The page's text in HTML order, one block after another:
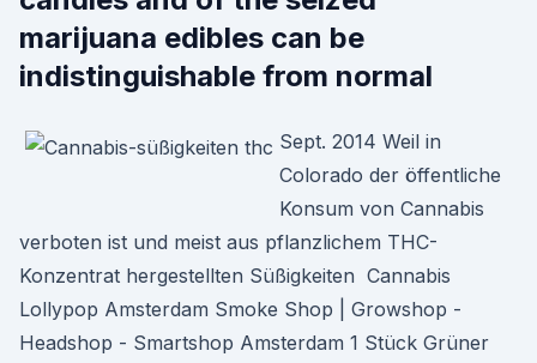
marijuana edibles can be
indistinguishable from normal
Sept. 2014 Weil in
Colorado der öffentliche
Konsum von Cannabis
verboten ist und meist aus pflanzlichem THC-
Konzentrat hergestellten Süßigkeiten Cannabis
Lollypop Amsterdam Smoke Shop | Growshop -
Headshop - Smartshop Amsterdam 1 Stück Grüner